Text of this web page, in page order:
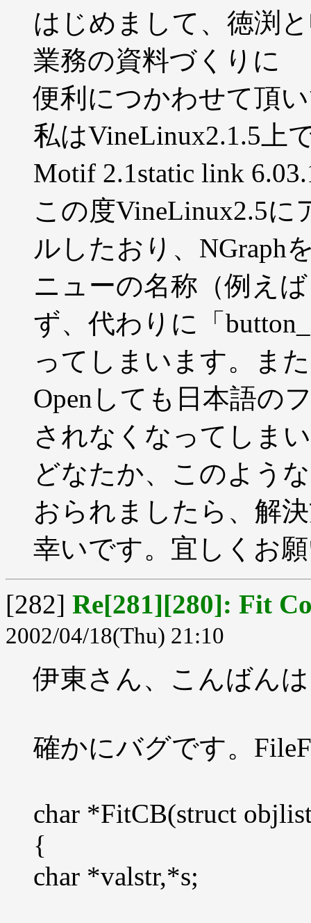
はじめまして、徳渕
業務の資料づくりに
便利につかわせて頂
私はVineLinux2.1.5上
Motif 2.1static link
この度VineLinux2.5
ルしたおり、NGraph
ニューの名称（例え
ず、代わりに「
ってしまいます。ま
Openしても日本語の
されなくなってしま
どなたか、このよう
おられましたら、解
幸いです。宜しくお
[282] Re[281][280]: Fit
2002/04/18(Thu) 21:10
伊東さん、こんばん
確かにバグです。
char *FitCB(struct
{
char *valstr,*s;